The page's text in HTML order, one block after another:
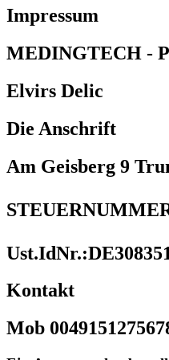
Impressum
MEDINGTECH -
Elvirs Delic
Die Anschrift
Am Geisberg 9
Kontakt
Mob